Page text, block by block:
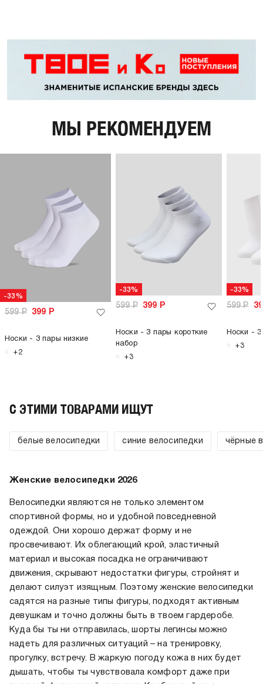
МЫ РЕКОМЕНДУЕМ
-33%
599Р 399 Р
Носки - 3 пары низкие
+2
-33%
599Р 399 Р
Носки - 3 пары короткие
набор
+3
-33%
599Р
Носки - 3
+3
C ЭТИМИ ТОВАРАМИ ИЩУТ
белые велосипедки синие велосипедки чёрные
Женские велосипедки 2026
Велосипедки являются не только элементом
спортивной формы, но и удобной повседневной
одеждой. Они хорошо держат форму и не
просвечивают. Их облегающий крой, эластичный
материал и высокая посадка не ограничивают
движения, скрывают недостатки фигуры, стройнят и
делают силуэт изящным. Поэтому женские велосипедки
садятся на разные типы фигуры, подходят активным
девушкам и точно должны быть в твоем гардеробе.
Куда бы ты ни отправилась, шорты легинсы можно
надеть для различных ситуаций – на тренировку,
прогулку, встречу. В жаркую погоду кожа в них будет
дышать, чтобы ты чувствовала комфорт даже при